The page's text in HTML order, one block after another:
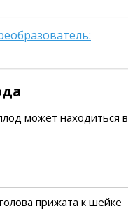
может находиться в
прижата к шейке